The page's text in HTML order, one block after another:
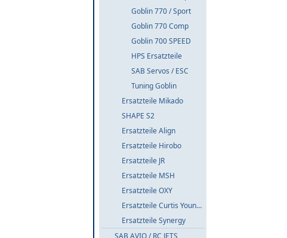
Goblin 770 / Sport
Goblin 770 Comp
Goblin 700 SPEED
HPS Ersatzteile
SAB Servos / ESC
Tuning Goblin
Ersatzteile Mikado
SHAPE S2
Ersatzteile Align
Ersatzteile Hirobo
Ersatzteile JR
Ersatzteile MSH
Ersatzteile OXY
Ersatzteile Curtis Youngblood
Ersatzteile Synergy
SAB AVIO / RC JETS